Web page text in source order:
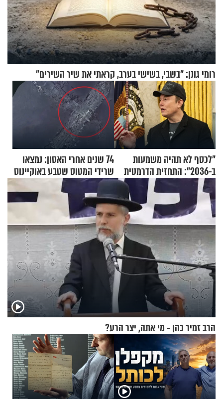
רומי גונן: "בשבי, בשישי בערב, קראתי את שיר השירים"
"לכסף לא תהיה משמעות
ב-2036": התחזית הדרמטית
של אילון מאסק על עתיד
הכלכלה
74 שנים אחרי האסון: נמצאו
שרידי המטוס שטבע באוקיינוס
עם עשרות נוסעים
הרב זמיר כהן - מי אתה, יצר הרע?